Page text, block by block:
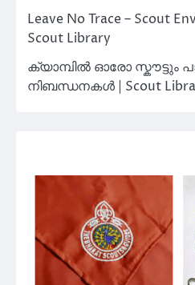
Leave No Trace – Scout
Scout Library
ക്യാമ്പിൽ ഓരോ സ്കൗട്ടും
നിബന്ധനകൾ | Scout